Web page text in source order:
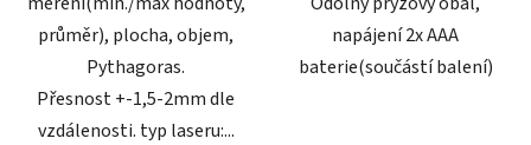
průměr), plocha, objem,
Pythagoras.
Přesnost +-1,5-2mm dle
vzdálenosti. typ laseru:...
napájení 2x AAA
baterie(součástí balení)